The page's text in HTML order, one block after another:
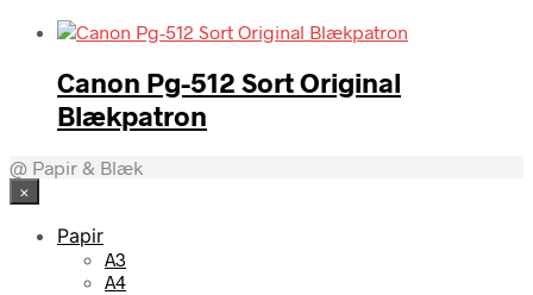
Canon Pg-512 Sort Original
Blækpatron
@ Papir & Blæk
×
Papir
A3
A4